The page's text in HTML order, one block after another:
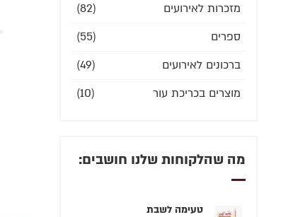
מזכרות לאירועים
(82)
ספרים
(55)
ברכונים לאירועים
(49)
מוצרים בכריכת עור
(10)
מה שהלקוחות שלנו חושבים:
טעימה לשבת